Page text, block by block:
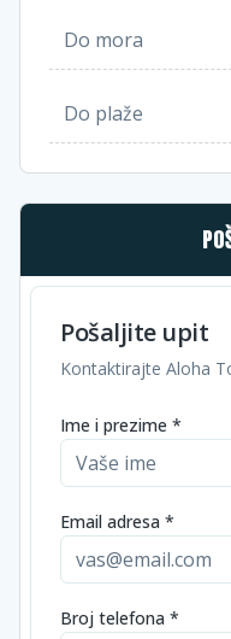
Do mora
Do plaže
Pošaljite upit
Kontaktirajte Aloha
Ime i prezime *
Email adresa *
Broj telefona *